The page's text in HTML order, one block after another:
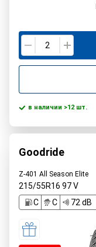
в наличии >12 шт.
Goodride
Z-401 All Season Elite
215/55R16 97V
C
C 72 dB